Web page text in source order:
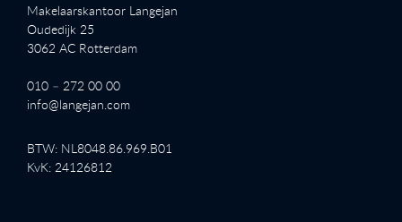
Makelaarskantoor Langejan
Oudedijk 25
3062 AC Rotterdam
010 – 272 00 00
info@langejan.com
BTW: NL8048.86.969.B01
KvK: 24126812